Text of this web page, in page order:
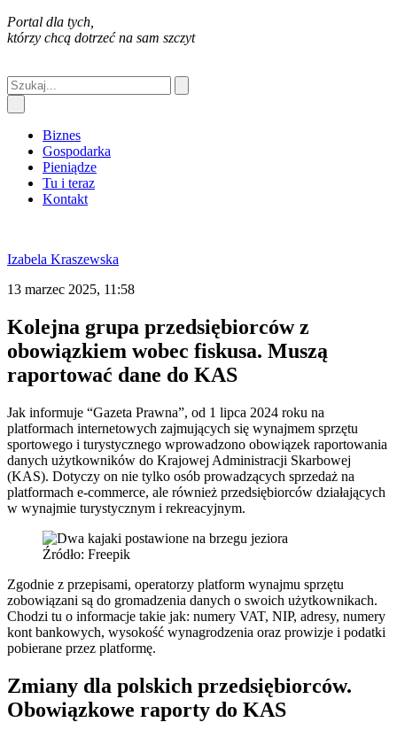
Portal dla tych,
którzy chcą dotrzeć na sam szczyt
Biznes
Gospodarka
Pieniądze
Tu i teraz
Kontakt
Izabela Kraszewska
13 marzec 2025, 11:58
Kolejna grupa przedsiębiorców z
obowiązkiem wobec fiskusa. Muszą
raportować dane do KAS
Jak informuje “Gazeta Prawna”, od 1 lipca 2024 roku na
platformach internetowych zajmujących się wynajmem sprzętu
sportowego i turystycznego wprowadzono obowiązek raportowania
danych użytkowników do Krajowej Administracji Skarbowej
(KAS). Dotyczy on nie tylko osób prowadzących sprzedaż na
platformach e-commerce, ale również przedsiębiorców działających
w wynajmie turystycznym i rekreacyjnym.
Źródło: Freepik
Zgodnie z przepisami, operatorzy platform wynajmu sprzętu
zobowiązani są do gromadzenia danych o swoich użytkownikach.
Chodzi tu o informacje takie jak: numery VAT, NIP, adresy, numery
kont bankowych, wysokość wynagrodzenia oraz prowizje i podatki
pobierane przez platformę.
Zmiany dla polskich przedsiębiorców.
Obowiązkowe raporty do KAS